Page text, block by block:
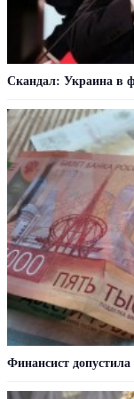
Скандал: Украина в
Финансист допустила